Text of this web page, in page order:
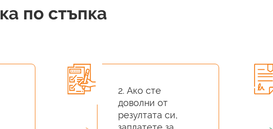
по стъпка
2. Ако сте
доволни от
резултата си,